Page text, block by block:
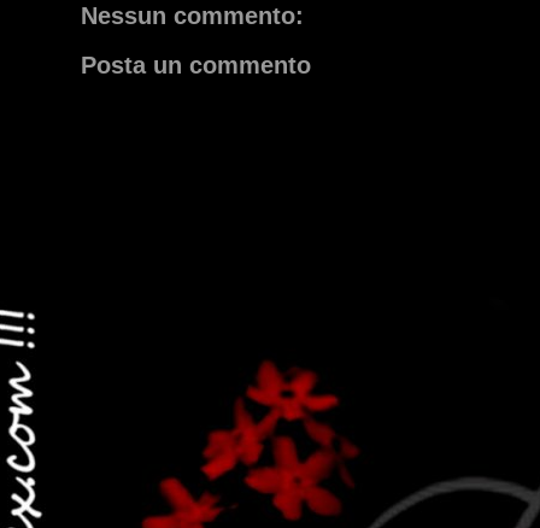
Nessun commento:
Posta un commento